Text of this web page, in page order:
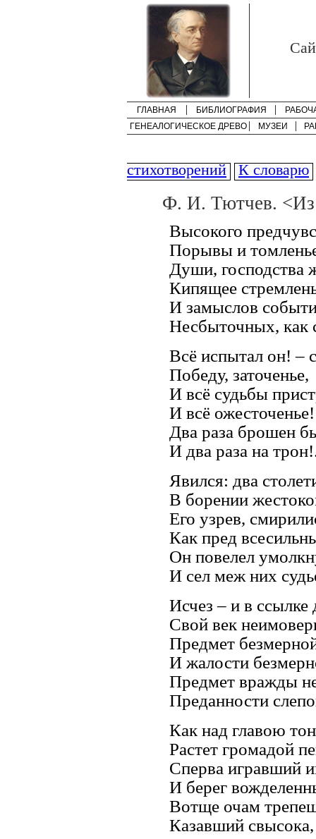
ГЛАВНАЯ БИБЛИОГРАФИЯ
ГЕНЕАЛОГИЧЕСКОЕ ДРЕВО
МУЗЕИ
стихотворений К словарю
Ф. И. Тютчев. <Из
Высокого
Порывы и
Души, господства
Кипящее
И замыслов
Несбыточных, как
Всё испытал он! –
Победу, заточенье,
И всё судьбы
И всё
Два раза брошен
И два раза на
Явился: два
В борении
Его узрев,
Как пред
Он повелел
И сел меж них
Исчез – и в
Свой век
Предмет
И жалости
Предмет вражды
Преданности
Как над главою
Растет громадой
Сперва игравший
И берег
Вотще очам
Казавший